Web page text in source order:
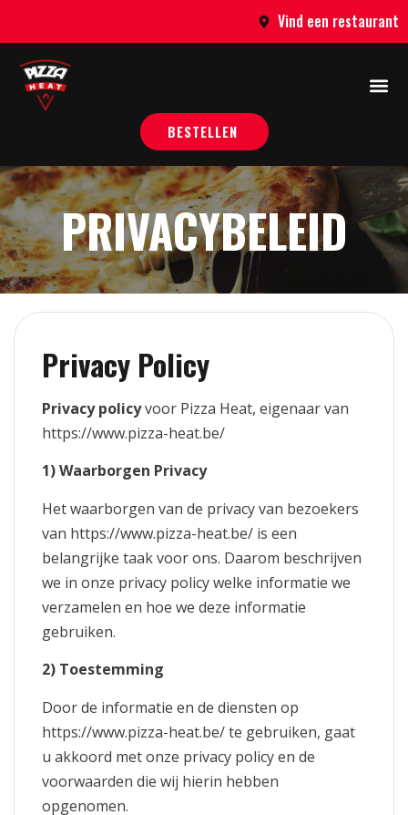
Vind een restaurant
BESTELLEN
PRIVACYBELEID
Privacy Policy
Privacy policyvoor Pizza Heat, eigenaar van
https://www.pizza-heat.be/
1) Waarborgen Privacy
Het waarborgen van de privacy van bezoekers
van https://www.pizza-heat.be/ is een
belangrijke taak voor ons. Daarom beschrijven
we in onze privacy policy welke informatie we
verzamelen en hoe we deze informatie
gebruiken.
2) Toestemming
Door de informatie en de diensten op
https://www.pizza-heat.be/ te gebruiken, gaat
u akkoord met onze privacy policy en de
voorwaarden die wij hierin hebben
opgenomen.